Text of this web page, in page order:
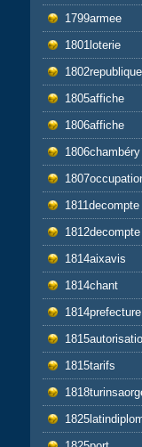
1799armee
1801loterie
1802republique
1805affiche
1806affiche
1806chambéry
1811decompte
1812decompte
1814aixavis
1814chant
1814prefecture
1815tarifs